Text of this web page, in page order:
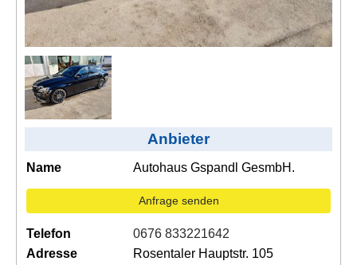
Anbieter
Name Autohaus Gspandl GesmbH.
Anfrage senden
Telefon
0676 833221642
Adresse
Rosentaler Hauptstr. 105